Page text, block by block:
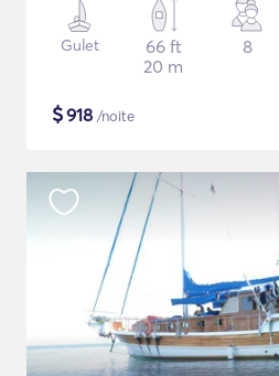
Gulet
66 ft
20 m
8
$918 /noite